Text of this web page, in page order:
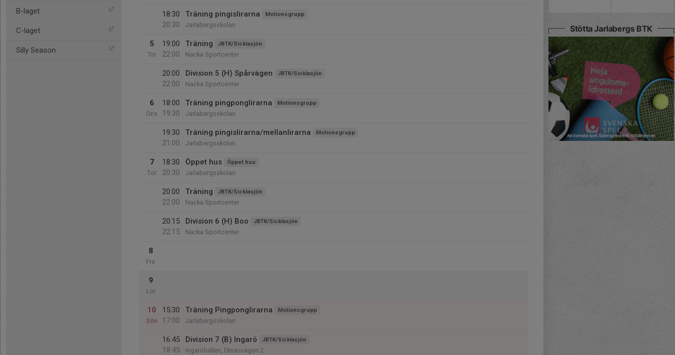
B-laget
C-laget
Silly Season
18:30
20:30
Träning pingislirarna Motionsgrupp
Jarlabergsskolan
5
Tis
19:00
22:00
Träning JBTK/Sicklasjön
Nacka Sportcenter
20:00
22:00
Division 5 (H) Spårvägen JBTK/Sicklasjön
Nacka Sportcenter
6
Ons
18:00
19:30
Träning pingponglirarna Motionsgrupp
Jarlabergsskolan
19:30
21:00
Träning pingislirarna/mellanlirarna Motionsgrupp
Jarlabergsskolan
7
Tor
18:30
20:30
Öppet hus Öppet hus
Jarlabergsskolan
20:00
22:00
Träning JBTK/Sicklasjön
Nacka Sportcenter
20:15
22:15
Division 6 (H) Boo JBTK/Sicklasjön
Nacka Sportcenter
8
Fre
9
Lör
10
Sön
15:30
17:00
Träning Pingponglirarna Motionsgrupp
Jarlabergsskolan
16:45
18:45
Division 7 (B) Ingarö JBTK/Sicklasjön
Ingaröhallen, Eknäsvägen 2
Stötta Jarlabergs BTK